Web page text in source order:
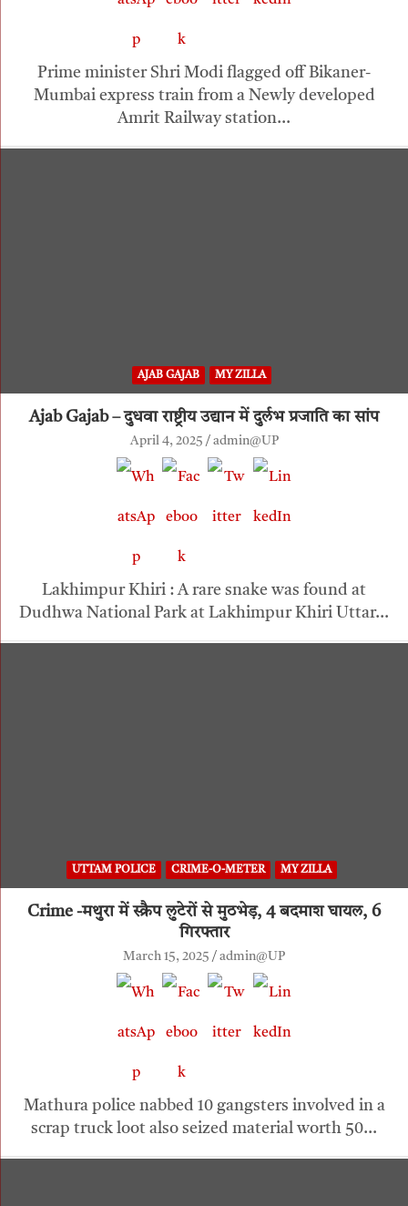
Prime minister Shri Modi flagged off Bikaner-
Mumbai express train from a Newly developed
Amrit Railway station…
AJAB GAJAB MY ZILLA
Ajab Gajab – दुधवा राष्ट्रीय उद्यान में दुर्लभ प्रजाति का सांप
April 4, 2025 admin@UP
Lakhimpur Khiri : A rare snake was found at
Dudhwa National Park at Lakhimpur Khiri Uttar…
UTTAM POLICE CRIME-O-METER MY ZILLA
Crime -मथुरा में स्क्रैप लुटेरों से मुठभेड़, 4 बदमाश घायल, 6
गिरफ्तार
March 15, 2025 admin@UP
Mathura police nabbed 10 gangsters involved in a
scrap truck loot also seized material worth 50…